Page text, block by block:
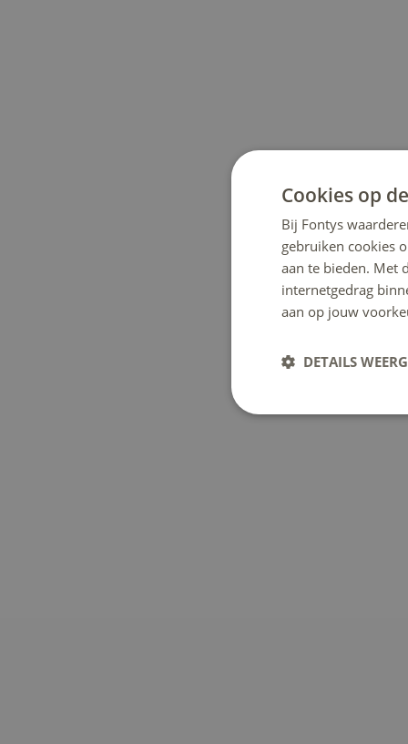
Cookies op
Bij Fontys
gebruiken cookies
aan te bieden. Met
internetgedrag
aan op jouw
DETAILS